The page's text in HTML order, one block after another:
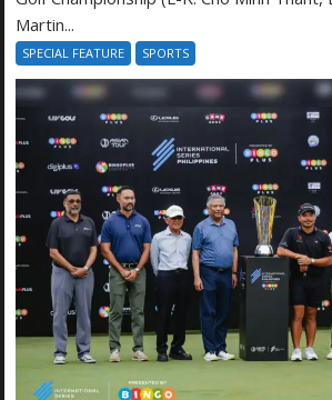
Martin...
SPECIAL FEATURE SPORTS